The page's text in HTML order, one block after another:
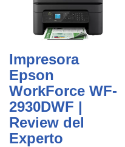
Impresora
Epson
WorkForce WF-
2930DWF |
Review del
Experto